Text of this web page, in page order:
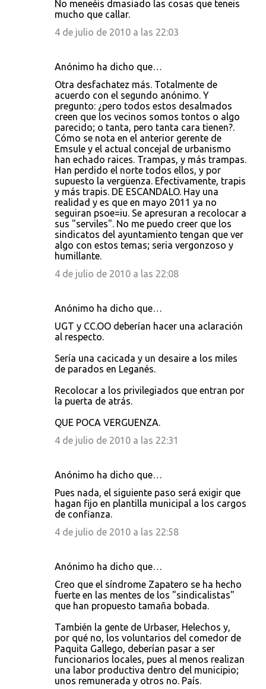
No meneéis dmasiado las cosas que teneis
mucho que callar.
4 de julio de 2010 a las 22:03
Anónimo ha dicho que…
Otra desfachatez más. Totalmente de
acuerdo con el segundo anónimo. Y
pregunto: ¿pero todos estos desalmados
creen que los vecinos somos tontos o algo
parecido; o tanta, pero tanta cara tienen?.
Cómo se nota en el anterior gerente de
Emsule y el actual concejal de urbanismo
han echado raices. Trampas, y más trampas.
Han perdido el norte todos ellos, y por
supuesto la vergüenza. Efectivamente, trapis
y más trapis. DE ESCANDALO. Hay una
realidad y es que en mayo 2011 ya no
seguiran psoe=iu. Se apresuran a recolocar a
sus "serviles". No me puedo creer que los
sindicatos del ayuntamiento tengan que ver
algo con estos temas; seria vergonzoso y
humillante.
4 de julio de 2010 a las 22:08
Anónimo ha dicho que…
UGT y CC.OO deberían hacer una aclaración
al respecto.
Sería una cacicada y un desaire a los miles
de parados en Leganés.
Recolocar a los privilegiados que entran por
la puerta de atrás.
QUE POCA VERGUENZA.
4 de julio de 2010 a las 22:31
Anónimo ha dicho que…
Pues nada, el siguiente paso será exigir que
hagan fijo en plantilla municipal a los cargos
de confianza.
4 de julio de 2010 a las 22:58
Anónimo ha dicho que…
Creo que el síndrome Zapatero se ha hecho
fuerte en las mentes de los "sindicalistas"
que han propuesto tamaña bobada.
También la gente de Urbaser, Helechos y,
por qué no, los voluntarios del comedor de
Paquita Gallego, deberían pasar a ser
funcionarios locales, pues al menos realizan
una labor productiva dentro del municipio;
unos remunerada y otros no. País.